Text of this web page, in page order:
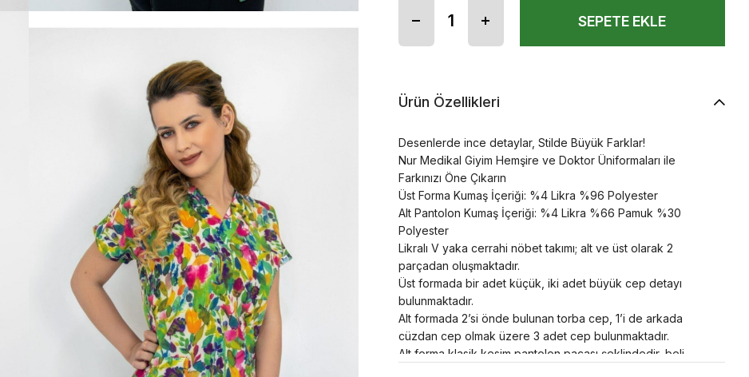
Ürün Özellikleri
Desenlerde ince detaylar, Stilde Büyük Farklar!
Nur Medikal Giyim Hemşire ve Doktor Üniformaları ile
Farkınızı Öne Çıkarın
Üst Forma Kumaş İçeriği: %4 Likra %96 Polyester
Alt Pantolon Kumaş İçeriği: %4 Likra %66 Pamuk %30
Polyester
Likralı V yaka cerrahi nöbet takımı; alt ve üst olarak 2
parçadan oluşmaktadır.
Üst formada bir adet küçük, iki adet büyük cep detayı
bulunmaktadır.
Alt formada 2’si önde bulunan torba cep, 1’i de arkada
cüzdan cep olmak üzere 3 adet cep bulunmaktadır.
Alt forma klasik kesim pantolon paçası şeklindedir, beli